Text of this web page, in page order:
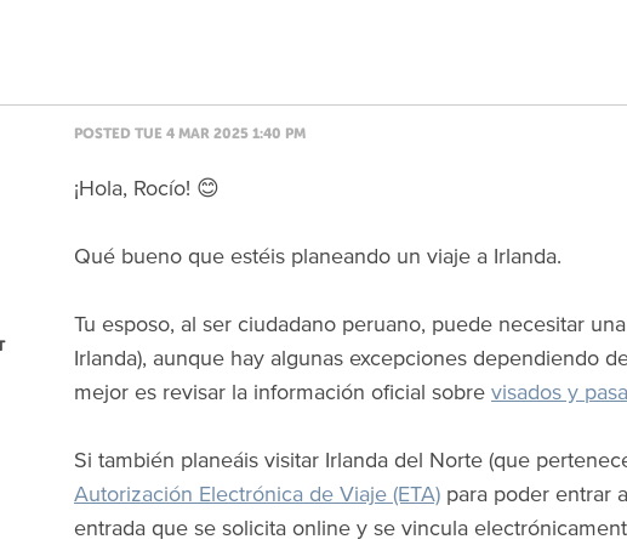
POSTED TUE 4 MAR 2025 1:40 PM
¡Hola, Rocío! 😊
Qué bueno que estéis planeando un viaje a Irlanda.
Tu esposo, al ser ciudadano peruano, puede necesitar
Irlanda), aunque hay algunas excepciones dependiendo
mejor es revisar la información oficial sobrevisados y
Si también planeáis visitar Irlanda del Norte (que
Autorización Electrónica de Viaje (ETA) para poder entrar
entrada que se solicita online y se vincula